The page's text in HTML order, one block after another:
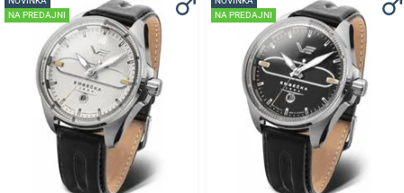
NA PREDAJNI
NA PREDAJNI